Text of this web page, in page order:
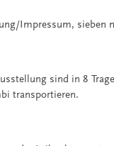
Impressum, sieben
sind in 8
transportieren.